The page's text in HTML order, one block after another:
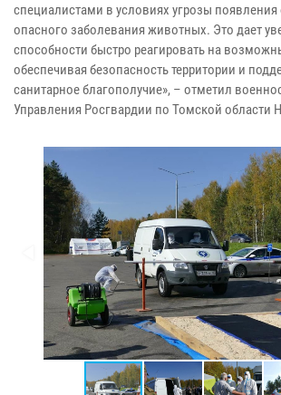
специалистами в условиях угрозы появления
опасного заболевания животных. Это дает
способности быстро реагировать на
обеспечивая безопасность территории и
санитарное благополучие», – отметил
Управления Росгвардии по Томской области